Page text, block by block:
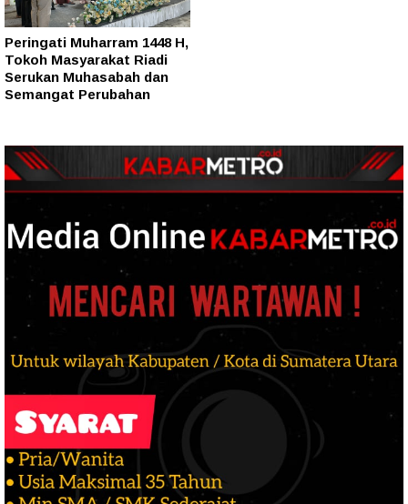
Peringati Muharram 1448 H,
Tokoh Masyarakat Riadi
Serukan Muhasabah dan
Semangat Perubahan